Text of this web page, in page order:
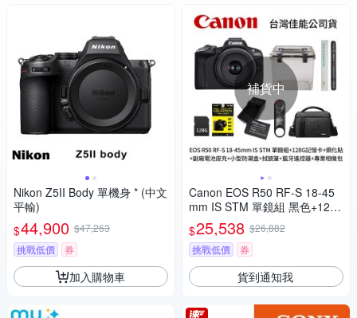
Nikon Z5II Body 單機身 * (中文
平輸)
$44,900 $47,263
挑戰低價
券
加入購物車
補貨中
Canon EOS R50 RF-S 18-45
mm IS STM 單鏡組 黑色+128
G記憶卡+鋼化貼+LPE17副廠
電池座充+小型防潮盒+SL-1拭
鏡筆+藍牙遙控器+專業相機包
(公司貨)
$25,538 $26,882
挑戰低價
券
貨到通知我